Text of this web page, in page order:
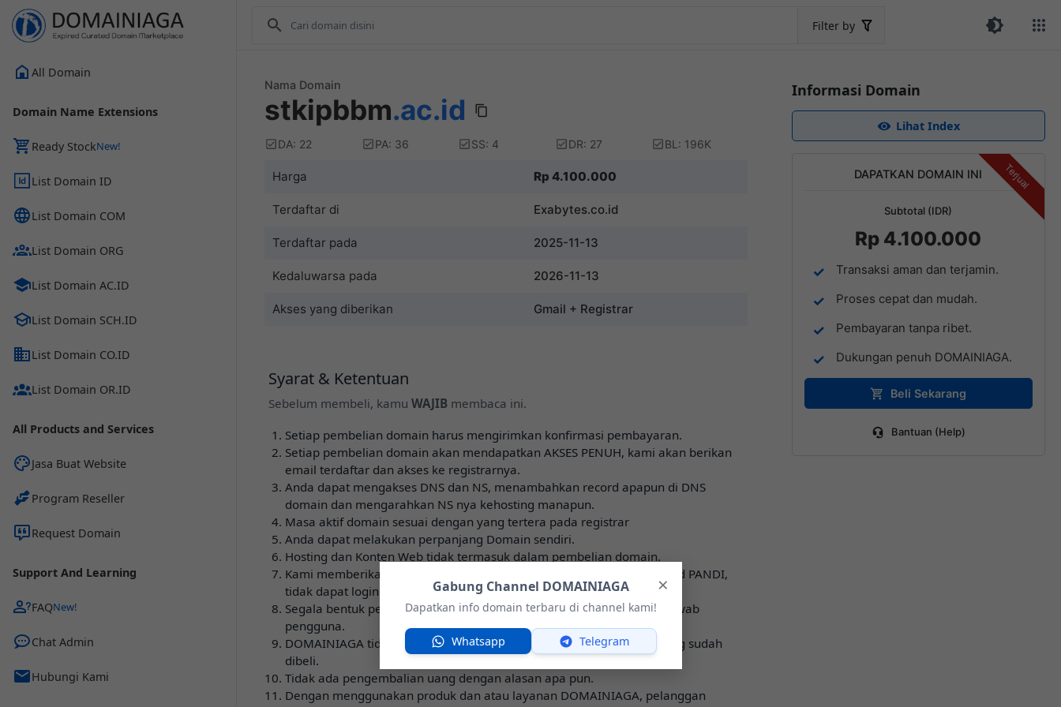
×
Gabung Channel DOMAINIAGA
Dapatkan info domain terbaru di channel kami!
Whatsapp Telegram
Filter by
All Domain
Domain Name Extensions
Ready Stock
List Domain ID
List Domain COM
List Domain ORG
List Domain AC.ID
List Domain SCH.ID
List Domain CO.ID
List Domain OR.ID
All Products and Services
Jasa Buat Website
Program Reseller
Request Domain
Support And Learning
FAQ
Chat Admin
Hubungi Kami
Nama Domain
stkipbbm.ac.id
DA: 22 PA: 36 SS: 4 DR: 27 BL: 196K
Harga Rp 4.100.000
Terdaftar di Exabytes.co.id
Terdaftar pada 2025-11-13
Kedaluwarsa pada 2026-11-13
Akses yang diberikan Gmail + Registrar
Syarat & Ketentuan
Sebelum membeli, kamu WAJIB membaca ini.
Setiap pembelian domain harus mengirimkan konfirmasi pembayaran.
Setiap pembelian domain akan mendapatkan AKSES PENUH, kami akan berikan
email terdaftar dan akses ke registrarnya.
Anda dapat mengakses DNS dan NS, menambahkan record apapun di DNS
domain dan mengarahkan NS nya kehosting manapun.
Masa aktif domain sesuai dengan yang tertera pada registrar
Anda dapat melakukan perpanjang Domain sendiri.
Hosting dan Konten Web tidak termasuk dalam pembelian domain.
Kami memberikan Garansi apabila domain ternyata belum di approved PANDI,
tidak dapat login ke GMAIL atau ke REGISTRAR
Segala bentuk penggunaan domain sepenuhnya menjadi tanggung jawab
pengguna.
DOMAINIAGA tidak bertanggung jawab atas penggunaan domain yang sudah
dibeli.
Tidak ada pengembalian uang dengan alasan apa pun.
Dengan menggunakan produk dan atau layanan DOMAINIAGA, pelanggan
Informasi Domain
Lihat Index
Terjual
DAPATKAN DOMAIN INI
Subtotal (IDR)
Rp 4.100.000
Transaksi aman dan terjamin.
Proses cepat dan mudah.
Pembayaran tanpa ribet.
Dukungan penuh DOMAINIAGA.
Beli Sekarang
Bantuan (Help)